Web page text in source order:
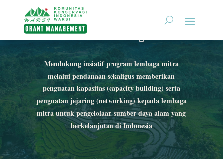
Warsi Grant Management
Mendukung insiatif program lembaga mitra
melalui pendanaan sekaligus memberikan
penguatan kapasitas (capacity building) serta
penguatan jejaring (networking) kepada lembaga
mitra untuk pengelolaan sumber daya alam yang
berkelanjutan di Indonesia